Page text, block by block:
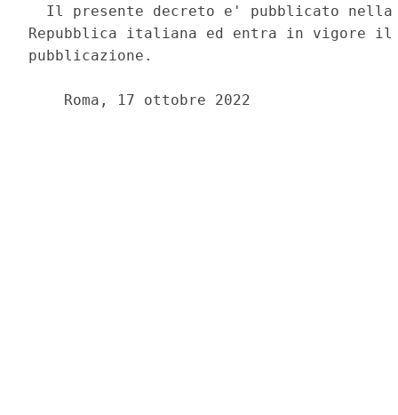
Il presente decreto e' pubblicato
Repubblica italiana ed entra in vigore il
pubblicazione.
    Roma, 17 ottobre 2022